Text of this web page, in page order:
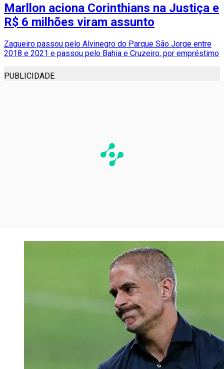
Marllon aciona Corinthians na Justiça e
R$ 6 milhões viram assunto
Zagueiro passou pelo Alvinegro do Parque São Jorge entre
2018 e 2021 e passou pelo Bahia e Cruzeiro, por empréstimo
PUBLICIDADE